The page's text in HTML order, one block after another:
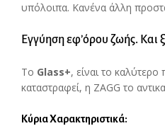
υπόλοιπα. Κανένα άλλη
Εγγύηση εφ’όρου ζωής. Και
Το Glass+, είναι το
καταστραφεί, η ZAGG το
Κύρια Χαρακτηριστικά: